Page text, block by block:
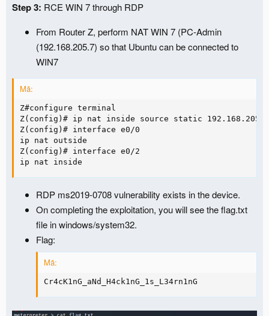
Step 3: RCE WIN 7 through RDP
From Router Z, perform NAT WIN 7 (PC-Admin
(192.168.205.7) so that Ubuntu can be connected to
WIN7
Mã:
Z#configure terminal
Z(config)# ip nat inside source static
Z(config)# interface e0/0
ip nat outside
Z(config)# interface e0/2
ip nat inside
RDP ms2019-0708 vulnerability exists in the device.
On completing the exploitation, you will see the flag.txt
file in windows/system32.
Flag:
Mã:
Cr4cK1nG_aNd_H4ck1nG_1s_L34rn1nG